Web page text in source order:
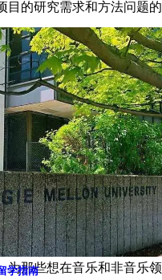
目的研究需求和方法问题的
：档案、文本和材料;音频
所;性别、性和身体;全球中
非物质遗产;生命形式和生
帝国;和宗教、仪式和世俗
托福100，雅思7.5;申请时
;
评估报告、成绩单、推
、GRE成绩、语言成绩等
研究、音乐学和音乐理论的
为那些想在音乐和非音乐领
学指南